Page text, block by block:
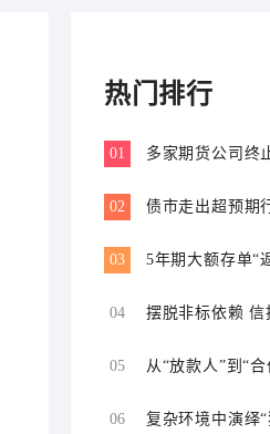
热门排行
01
多家期货公司终
02
债市走出超预期行情 10年期国债收
03
5年期大额存单“
04
摆脱非标依赖 信
05
从“放款人”到“
06
复杂环境中演绎